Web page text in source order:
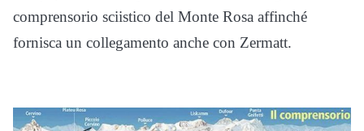
comprensorio sciistico del Monte Rosa affinché
fornisca un collegamento anche con Zermatt.